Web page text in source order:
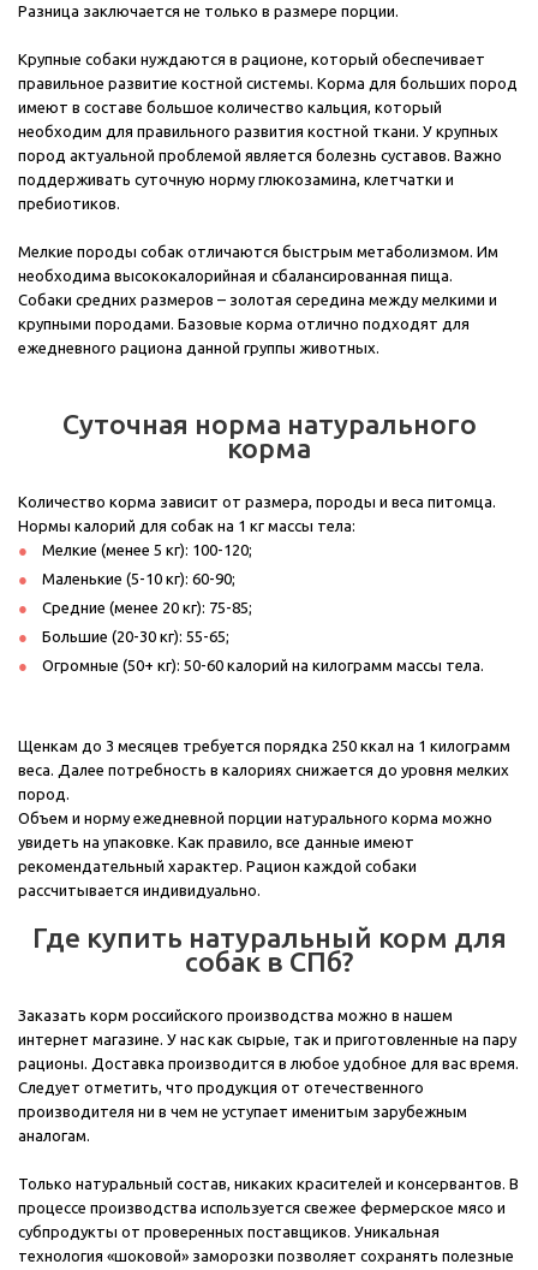
Разница заключается не только в размере порции.
Крупные собаки нуждаются в рационе, который обеспечивает
правильное развитие костной системы. Корма для больших пород
имеют в составе большое количество кальция, который
необходим для правильного развития костной ткани. У крупных
пород актуальной проблемой является болезнь суставов. Важно
поддерживать суточную норму глюкозамина, клетчатки и
пребиотиков.
Мелкие породы собак отличаются быстрым метаболизмом. Им
необходима высококалорийная и сбалансированная пища.
Собаки средних размеров – золотая середина между мелкими и
крупными породами. Базовые корма отлично подходят для
ежедневного рациона данной группы животных.
Суточная норма натурального
корма
Количество корма зависит от размера, породы и веса питомца.
Нормы калорий для собак на 1 кг массы тела:
Мелкие (менее 5 кг): 100-120;
Маленькие (5-10 кг): 60-90;
Средние (менее 20 кг): 75-85;
Большие (20-30 кг): 55-65;
Огромные (50+ кг): 50-60 калорий на килограмм массы тела.
Щенкам до 3 месяцев требуется порядка 250 ккал на 1 килограмм
веса. Далее потребность в калориях снижается до уровня мелких
пород.
Объем и норму ежедневной порции натурального корма можно
увидеть на упаковке. Как правило, все данные имеют
рекомендательный характер. Рацион каждой собаки
рассчитывается индивидуально.
Где купить натуральный корм для
собак в СПб?
Заказать корм российского производства можно в нашем
интернет магазине. У нас как сырые, так и приготовленные на пару
рационы. Доставка производится в любое удобное для вас время.
Следует отметить, что продукция от отечественного
производителя ни в чем не уступает именитым зарубежным
аналогам.
Только натуральный состав, никаких красителей и консервантов. В
процессе производства используется свежее фермерское мясо и
субпродукты от проверенных поставщиков. Уникальная
технология «шоковой» заморозки позволяет сохранять полезные